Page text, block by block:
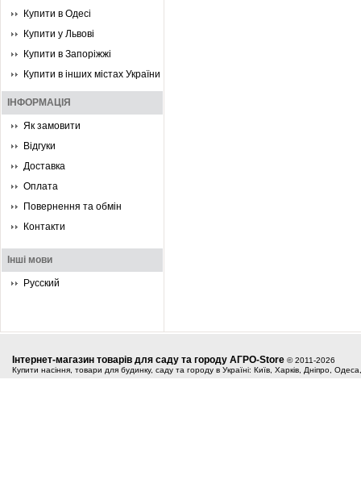
Купити в Одесі
Купити у Львові
Купити в Запоріжжі
Купити в інших містах України
ІНФОРМАЦІЯ
Як замовити
Відгуки
Доставка
Оплата
Повернення та обмін
Контакти
Інші мови
Русский
Інтернет-магазин товарів для саду та городу АГРО-Store © 2011-2026
Купити насіння, товари для будинку, саду та городу в Україні: Київ, Харків, Дніпро,